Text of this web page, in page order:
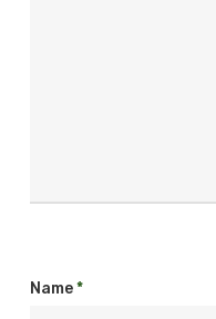
Name*